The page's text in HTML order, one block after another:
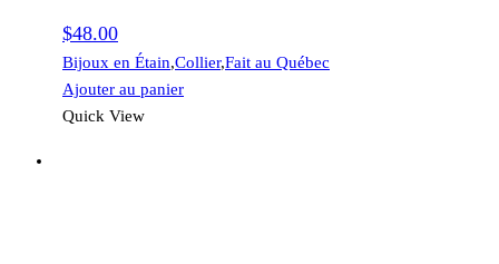
$48.00
Bijoux en Étain,Collier,Fait au Québec
Ajouter au panier
Quick View